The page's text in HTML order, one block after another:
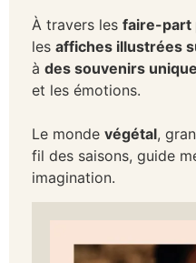
À travers les faire-part
les affiches illustrées
à des souvenirs
et les émotions.
Le monde végétal,
fil des saisons, guide
imagination.